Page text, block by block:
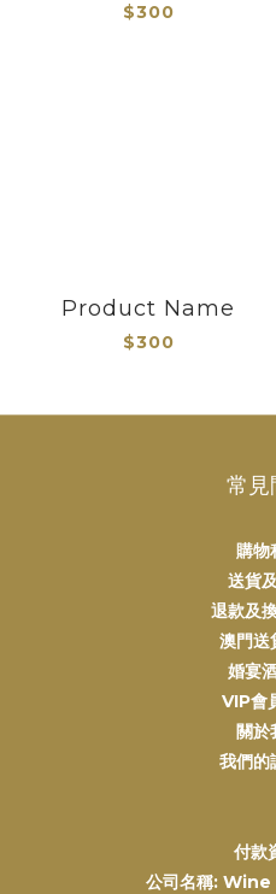
$300
Product Name
$300
常見
購物
送貨
退款及
澳門送
婚宴
VIP會
關於
我們的
付款
公司名稱: